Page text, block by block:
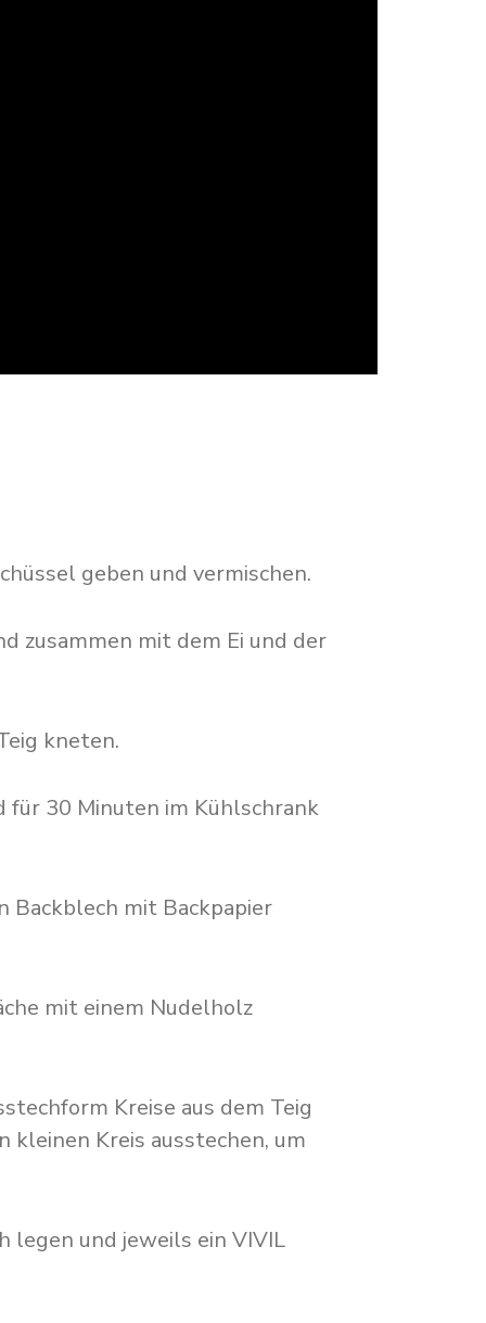
geben und vermischen.
zusammen mit dem Ei und der
kneten.
für 30 Minuten im Kühlschrank
Backblech mit Backpapier
mit einem Nudelholz
Kreise aus dem Teig
kleinen Kreis ausstechen, um
legen und jeweils ein VIVIL